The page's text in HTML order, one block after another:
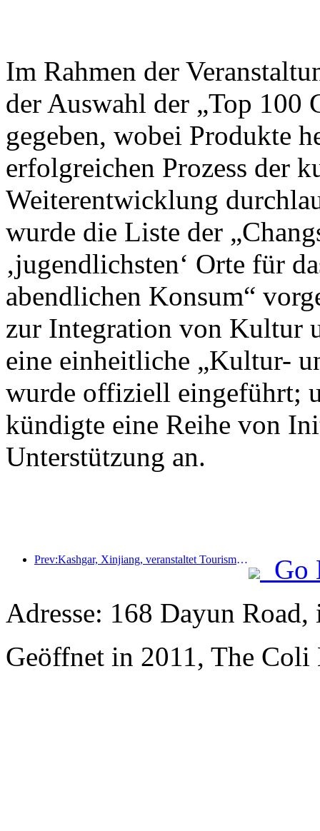
Im Rahmen der
der Auswahl der „Top 100
gegeben, wobei Produkte
erfolgreichen Prozess der
Weiterentwicklung
wurde die Liste der
‚jugendlichsten‘ Orte für
abendlichen Konsum“
zur Integration von Kultur
eine einheitliche „Kultur-
wurde offiziell eingeführt;
kündigte eine Reihe von
Unterstützung an.
Prev:Kashgar, Xinjiang, veranstaltet Tourismus-Werbeevent zur Förderung des interethnischen Austauschs.
Go
Adresse: 168 Dayun
Geöffnet in 2011, The Coli